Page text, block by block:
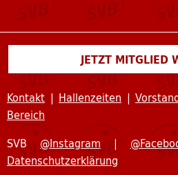
Judo
Karate Shotokan
Kindersport
JETZT MITGLIED
Kontakt | Hallenzeiten |
Bereich
SVB @Instagram |
Datenschutzerklärung